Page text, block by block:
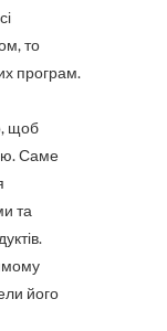
то
програм.
щоб
Саме
та
його